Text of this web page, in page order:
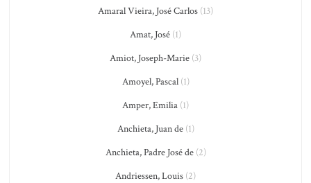
Amaral Vieira, José Carlos (13)
Amat, José (1)
Amiot, Joseph-Marie (3)
Amoyel, Pascal(1)
Amper, Emilia (1)
Anchieta, Juan de(1)
Anchieta, Padre José de(2)
Andriessen, Louis (2)